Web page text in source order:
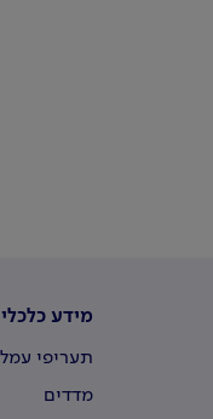
מידע
תעריפי
מדדים